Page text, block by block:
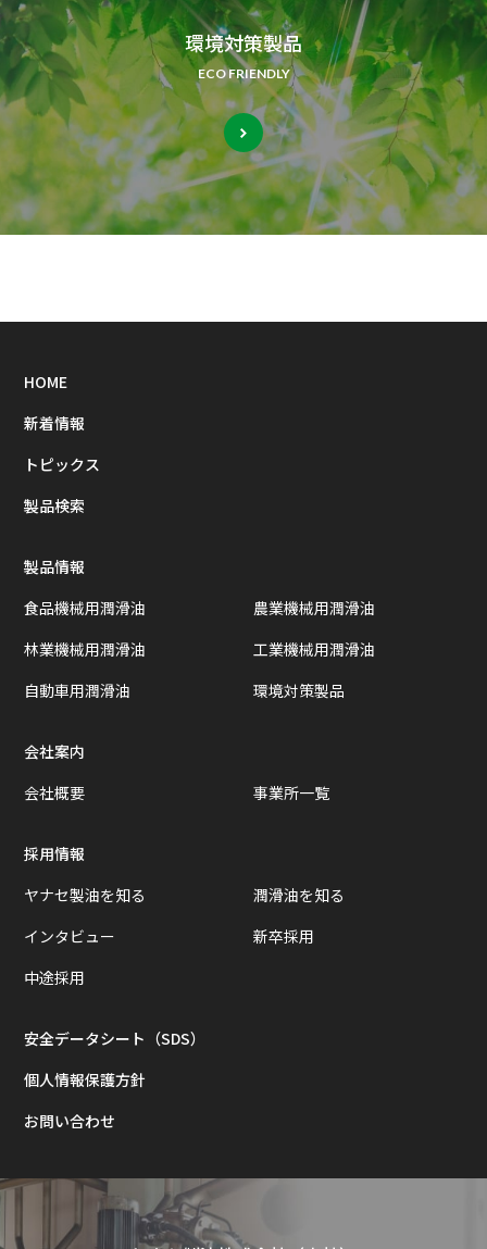
環境対策製品
ECO FRIENDLY
HOME
新着情報
トピックス
製品検索
製品情報
食品機械用潤滑油
農業機械用潤滑油
林業機械用潤滑油
工業機械用潤滑油
自動車用潤滑油
環境対策製品
会社案内
会社概要
事業所一覧
採用情報
ヤナセ製油を知る
潤滑油を知る
インタビュー
新卒採用
中途採用
安全データシート（SDS）
個人情報保護方針
お問い合わせ